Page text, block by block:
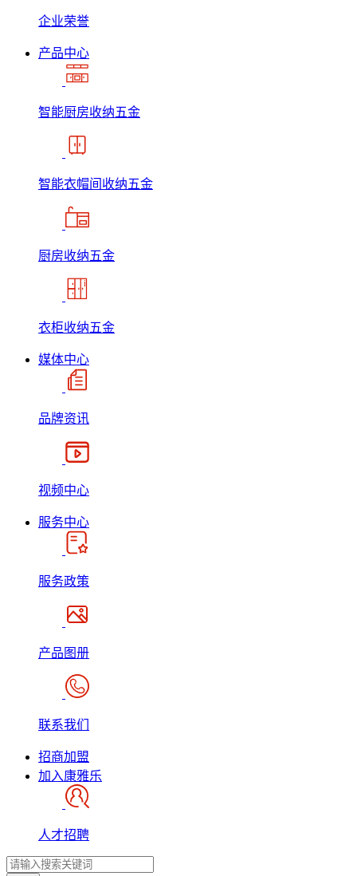
企业荣誉
产品中心
智能厨房收纳五金
智能衣帽间收纳五金
厨房收纳五金
衣柜收纳五金
媒体中心
品牌资讯
视频中心
服务中心
服务政策
产品图册
联系我们
招商加盟
加入康雅乐
人才招聘